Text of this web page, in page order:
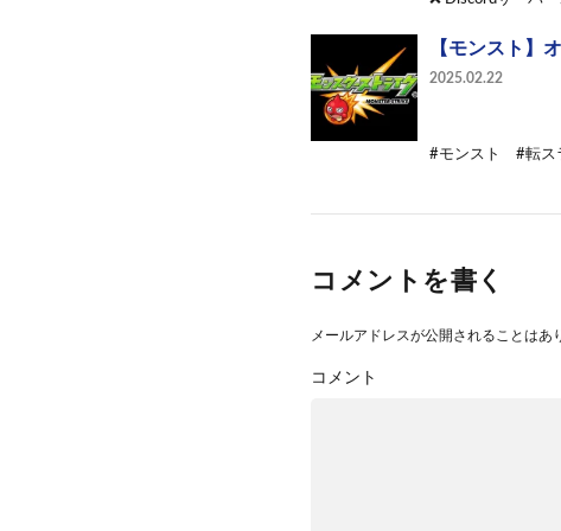
【モンスト】
2025.02.22
#モンスト #転ス
コメントを書く
メールアドレスが公開されることはあ
コメント